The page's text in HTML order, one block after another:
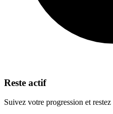
Reste actif
Suivez votre progression et